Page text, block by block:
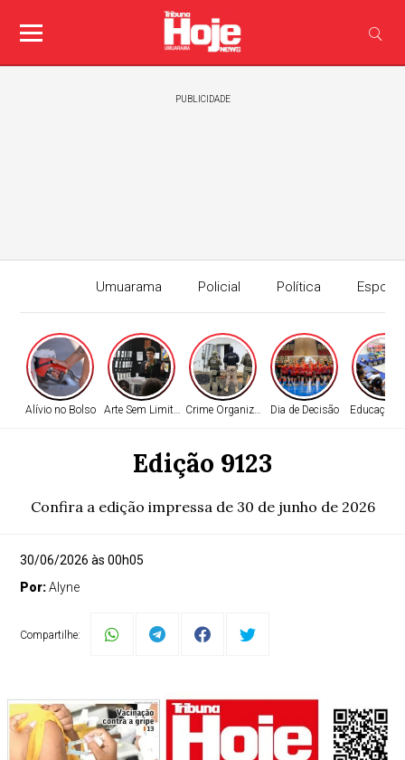
PUBLICIDADE
Umuarama Policial Política
Edição
Alívio no Bolso Arte Sem Limites Crime OrganizadoDia de Decisão Educação
Edição 9123
Confira a edição impressa de 30 de junho de 2026
30/06/2026 às 00h05
Por:Alyne
Compartilhe: